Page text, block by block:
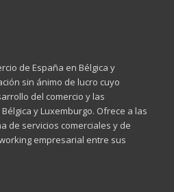
de España en Bélgica y
sin ánimo de lucro cuyo
del comercio y las
y Luxemburgo. Ofrece a las
de servicios comerciales y de
empresarial entre sus